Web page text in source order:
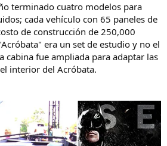
terminado cuatro modelos para
cada vehículo con 65 paneles de
de construcción de 250,000
era un set de estudio y no el
cabina fue ampliada para adaptar las
interior del Acróbata.